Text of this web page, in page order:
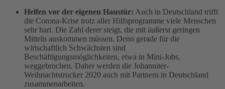
Helfen vor der eigenen Haustür: Auch in Deutschland trifft
die Corona-Krise trotz aller Hilfsprogramme viele Menschen
sehr hart. Die Zahl derer steigt, die mit äußerst geringen
Mitteln auskommen müssen. Denn gerade für die
wirtschaftlich Schwächsten sind
Beschäftigungsmöglichkeiten, etwa in Mini-Jobs,
weggebrochen. Daher werden die Johanniter-
Weihnachtstrucker 2020 auch mit Partnern in Deutschland
zusammenarbeiten.